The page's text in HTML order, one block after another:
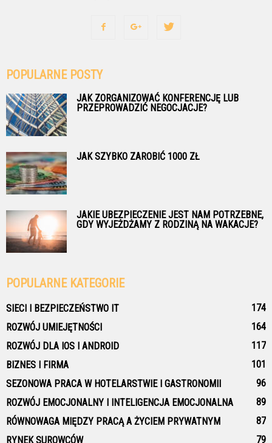
POPULARNE POSTY
JAK ZORGANIZOWAĆ KONFERENCJĘ LUB
PRZEPROWADZIĆ NEGOCJACJE?
JAK SZYBKO ZAROBIĆ 1000 ZŁ
JAKIE UBEZPIECZENIE JEST NAM POTRZEBNE,
GDY WYJEŻDŻAMY Z RODZINĄ NA WAKACJE?
POPULARNE KATEGORIE
SIECI I BEZPIECZEŃSTWO IT
174
ROZWÓJ UMIEJĘTNOŚCI
164
ROZWÓJ DLA IOS I ANDROID
117
BIZNES I FIRMA
101
SEZONOWA PRACA W HOTELARSTWIE I GASTRONOMII
96
ROZWÓJ EMOCJONALNY I INTELIGENCJA EMOCJONALNA
89
RÓWNOWAGA MIĘDZY PRACĄ A ŻYCIEM PRYWATNYM
87
RYNEK SUROWCÓW
79